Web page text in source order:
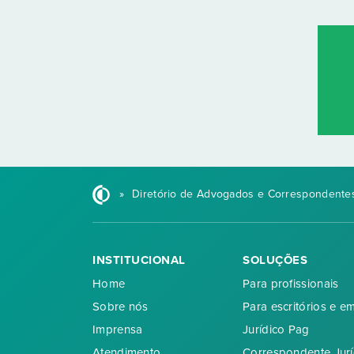
» Diretório de Advogados e
INSTITUCIONAL
Home
Sobre nós
Imprensa
SOLUÇÕES
Para profissionais
Para escritórios e
Jurídico Pag